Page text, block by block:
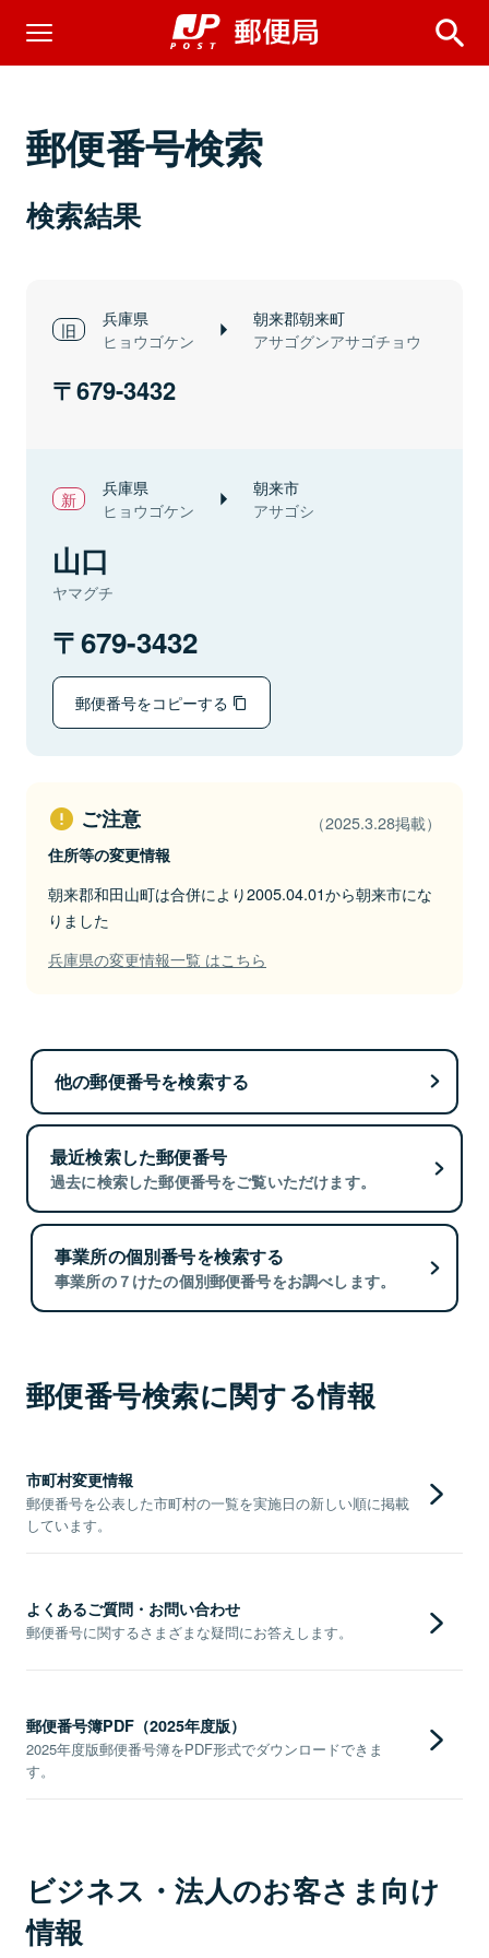
郵便番号検索
検索結果
兵庫県
ヒョウゴケン
朝来郡朝来町
アサゴグンアサゴチョウ
679-3432
兵庫県
ヒョウゴケン
朝来市
アサゴシ
山口
ヤマグチ
679-3432
郵便番号をコピーする
ご注意 （2025.3.28掲載）
住所等の変更情報
朝来郡和田山町は合併により2005.04.01から朝来市にな
りました
兵庫県の変更情報一覧 はこちら
他の郵便番号を検索する
最近検索した郵便番号
過去に検索した郵便番号をご覧いただけます。
事業所の個別番号を検索する
事業所の７けたの個別郵便番号をお調べします。
郵便番号検索に関する情報
市町村変更情報
郵便番号を公表した市町村の一覧を実施日の新しい順に掲載
しています。
よくあるご質問・お問い合わせ
郵便番号に関するさまざまな疑問にお答えします。
郵便番号簿PDF（2025年度版）
2025年度版郵便番号簿をPDF形式でダウンロードできま
す。
ビジネス・法人のお客さま向け
情報